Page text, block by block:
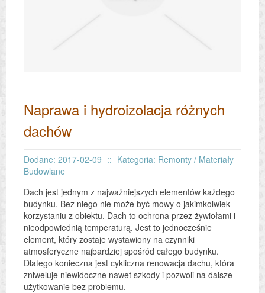
Naprawa i hydroizolacja różnych
dachów
Dodane: 2017-02-09 :: Kategoria: Remonty / Materiały
Budowlane
Dach jest jednym z najważniejszych elementów każdego
budynku. Bez niego nie może być mowy o jakimkolwiek
korzystaniu z obiektu. Dach to ochrona przez żywiołami i
nieodpowiednią temperaturą. Jest to jednocześnie
element, który zostaje wystawiony na czynniki
atmosferyczne najbardziej spośród całego budynku.
Dlatego konieczna jest cykliczna renowacja dachu, która
zniweluje niewidoczne nawet szkody i pozwoli na dalsze
użytkowanie bez problemu.